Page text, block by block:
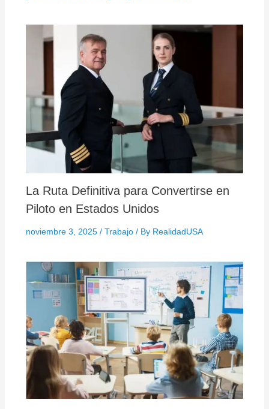
La Ruta Definitiva para Convertirse en
Piloto en Estados Unidos
noviembre 3, 2025 / Trabajo/ By RealidadUSA